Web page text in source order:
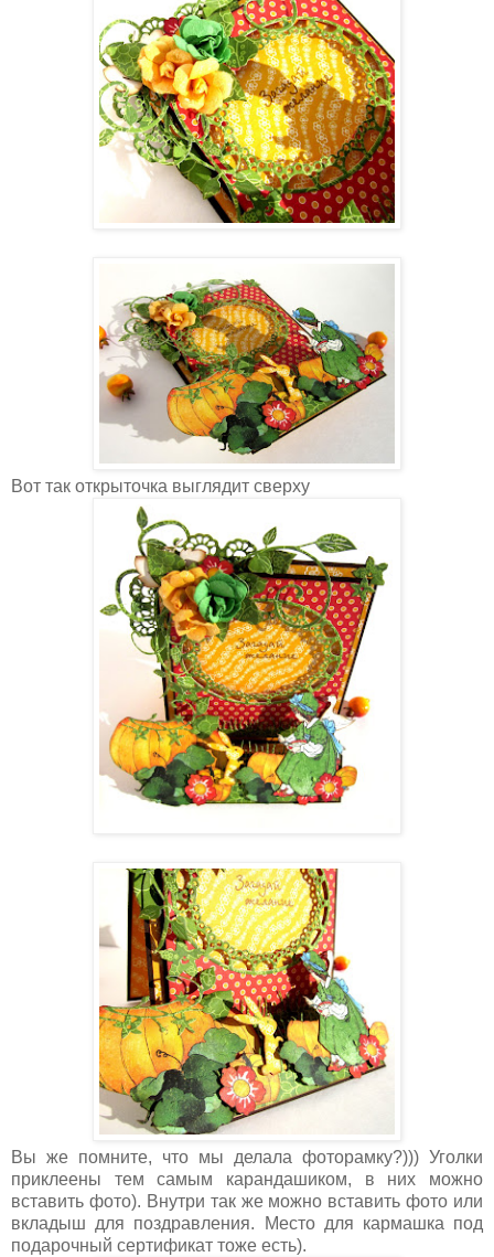
Вот так открыточка выглядит сверху
Вы же помните, что мы делала фоторамку?))) Уголки
приклеены тем самым карандашиком, в них можно
вставить фото). Внутри так же можно вставить фото или
вкладыш для поздравления. Место для кармашка под
подарочный сертификат тоже есть).